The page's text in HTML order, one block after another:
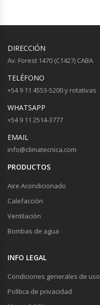
DIRECCIÓN
Av. Forest 1470 (C1427) CABA
TELÉFONO
+54 9 11 4553-5200 y rotativas
WHATSAPP
+54 9 11 2514-3777
EMAIL
info@climatecnica.com
PRODUCTOS
Aire Acondicionado
Calefacción
Ventilación
Bombas de agua
INFO LEGAL
Condiciones generales de uso
Política de privacidad